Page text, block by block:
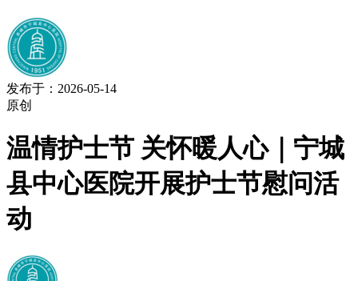
发布于：2026-05-14
原创
温情护士节 关怀暖人心｜宁城
县中心医院开展护士节慰问活
动